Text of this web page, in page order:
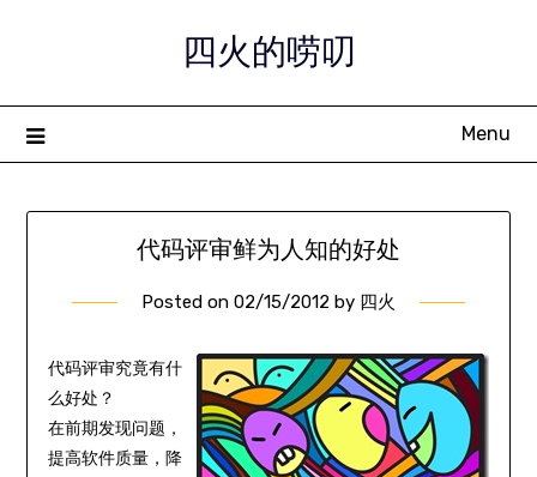
四火的唠叨
Menu
代码评审鲜为人知的好处
Posted on 02/15/2012 by 四火
代码评审究竟有什
么好处？
在前期发现问题，
提高软件质量，降